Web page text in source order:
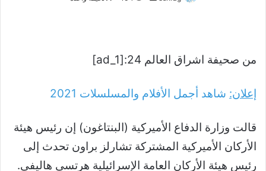
من صحيفة اشراق العالم 24:[ad_1]
إعلان: شاهد أجمل الأفلام والمسلسلات 2021
قالت وزارة الدفاع الأميركية (البنتاغون) إن رئيس هيئة
الأركان الأميركية المشتركة تشارلز براون تحدث إلى
رئيس هيئة الأركان العامة الإسرائيلية هرتسي هاليفي.